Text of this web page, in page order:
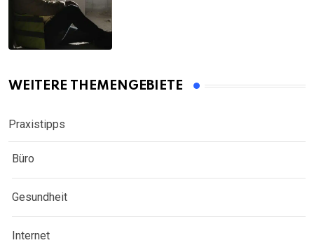
WEITERE THEMENGEBIETE
Praxistipps
Büro
Gesundheit
Internet